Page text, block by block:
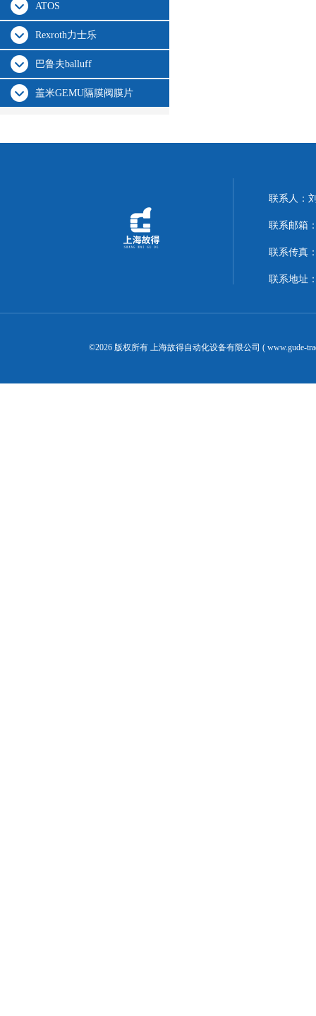
ATOS
Rexroth力士乐
巴鲁夫balluff
盖米GEMU隔膜阀膜片
联系人：
联系邮箱
联系传真
联系地址
©2026 版权所有 上海故得自动化设备有限公司 ( www.gude-